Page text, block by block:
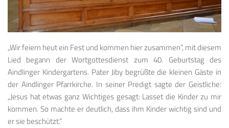
„Wir feiern heut ein Fest und kommen hier zusammen“, mit diesem
Lied begann der Wortgottesdienst zum 40. Geburtstag des
Aindlinger Kindergartens. Pater Jiby begrüßte die kleinen Gäste in
der Aindlinger Pfarrkirche. In seiner Predigt sagte der Geistliche:
„Jesus hat etwas ganz Wichtiges gesagt: Lasset die Kinder zu mir
kommen. So machte er deutlich, dass ihm Kinder wichtig sind und
er sie beschützt.“